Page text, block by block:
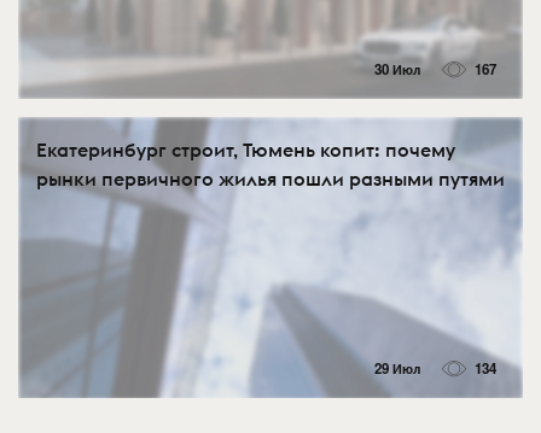
30 Июл 167
Екатеринбург строит, Тюмень копит: почему
рынки первичного жилья пошли разными путями
29 Июл 134